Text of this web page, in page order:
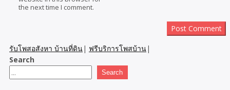
the next time I comment.
รับโพสอสังหา บ้านที่ดิน| ฟรีบริการโพสบ้าน|
Search
Search